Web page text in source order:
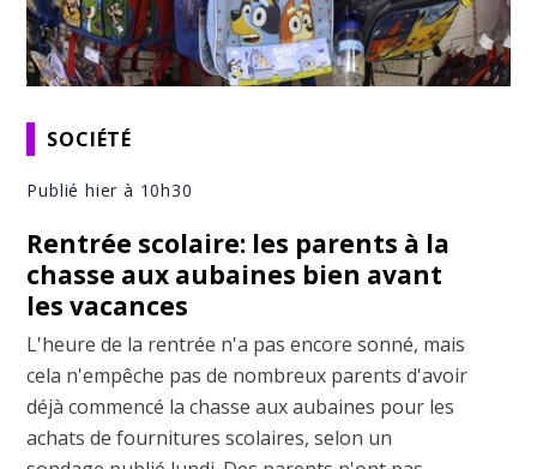
SOCIÉTÉ
Publié hier à 10h30
Rentrée scolaire: les parents à la
chasse aux aubaines bien avant
les vacances
L'heure de la rentrée n'a pas encore sonné, mais
cela n'empêche pas de nombreux parents d'avoir
déjà commencé la chasse aux aubaines pour les
achats de fournitures scolaires, selon un